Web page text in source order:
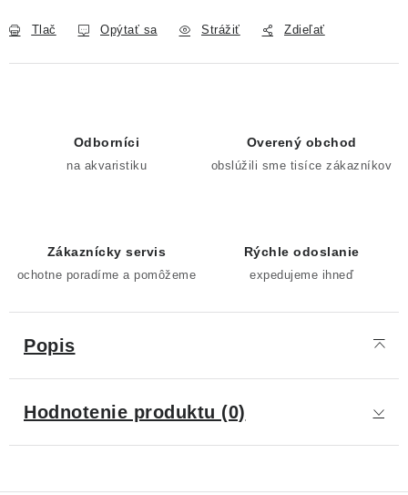
Tlač Opýtať sa Strážiť Zdieľať
Odborníci
na akvaristiku
Overený obchod
obslúžili sme tisíce zákazníkov
Zákaznícky servis
ochotne poradíme a pomôžeme
Rýchle odoslanie
expedujeme ihneď
Popis
Hodnotenie produktu (0)